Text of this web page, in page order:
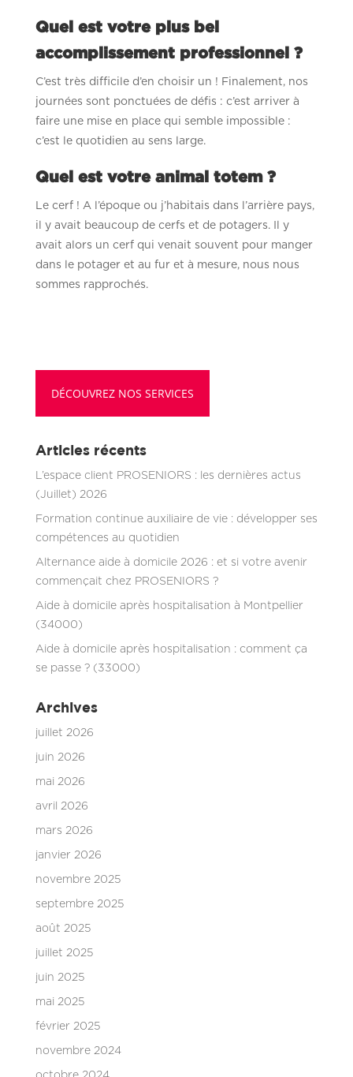
Quel est votre plus bel
accomplissement professionnel ?
C’est très difficile d’en choisir un ! Finalement, nos
journées sont ponctuées de défis : c’est arriver à
faire une mise en place qui semble impossible :
c’est le quotidien au sens large.
Quel est votre animal totem ?
Le cerf ! A l’époque ou j’habitais dans l’arrière pays,
il y avait beaucoup de cerfs et de potagers. Il y
avait alors un cerf qui venait souvent pour manger
dans le potager et au fur et à mesure, nous nous
sommes rapprochés.
DÉCOUVREZ NOS SERVICES
Articles récents
L’espace client PROSENIORS : les dernières actus
(Juillet) 2026
Formation continue auxiliaire de vie : développer ses
compétences au quotidien
Alternance aide à domicile 2026 : et si votre avenir
commençait chez PROSENIORS ?
Aide à domicile après hospitalisation à Montpellier
(34000)
Aide à domicile après hospitalisation : comment ça
se passe ? (33000)
Archives
juillet 2026
juin 2026
mai 2026
avril 2026
mars 2026
janvier 2026
novembre 2025
septembre 2025
août 2025
juillet 2025
juin 2025
mai 2025
février 2025
novembre 2024